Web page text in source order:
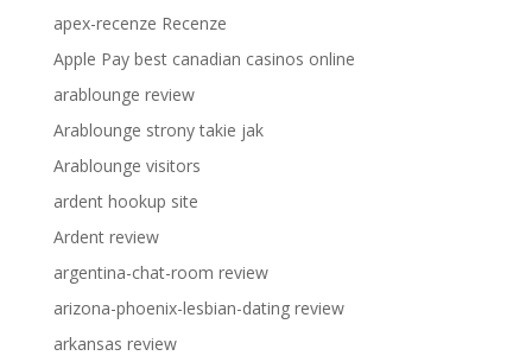
apex-recenze Recenze
Apple Pay best canadian casinos online
arablounge review
Arablounge strony takie jak
Arablounge visitors
ardent hookup site
Ardent review
argentina-chat-room review
arizona-phoenix-lesbian-dating review
arkansas review